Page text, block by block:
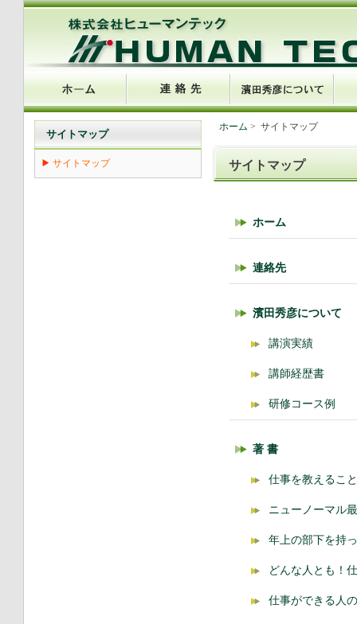
サイトマップ
サイトマップ
ホーム > サイトマップ
サイトマップ
ホーム
連絡先
濱田秀彦について
講演実績
講師経歴書
研修コース例
著 書
仕事を教えるこ
ニューノーマル
年上の部下を持
どんな人とも！
仕事ができる人